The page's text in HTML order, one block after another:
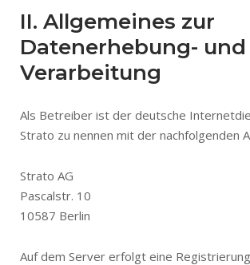
II. Allgemeines zur
Datenerhebung- und
Verarbeitung
Als Betreiber ist der deutsche
Strato zu nennen mit der nachfolgenden
Strato AG
Pascalstr. 10
10587 Berlin
Auf dem Server erfolgt eine